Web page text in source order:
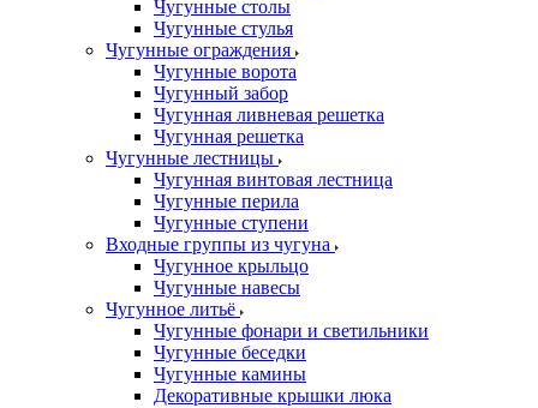
Чугунные столы
Чугунные стулья
Чугунные ограждения
Чугунные ворота
Чугунный забор
Чугунная ливневая решетка
Чугунная решетка
Чугунные лестницы
Чугунная винтовая лестница
Чугунные перила
Чугунные ступени
Входные группы из чугуна
Чугунное крыльцо
Чугунные навесы
Чугунное литьё
Чугунные фонари и светильники
Чугунные беседки
Чугунные камины
Декоративные крышки люка